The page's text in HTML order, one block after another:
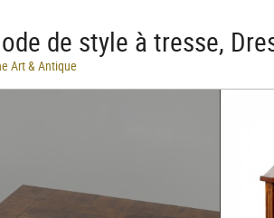
de style à tresse,
Art & Antique